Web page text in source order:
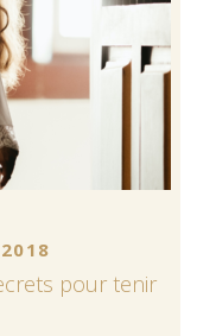
pour tenir